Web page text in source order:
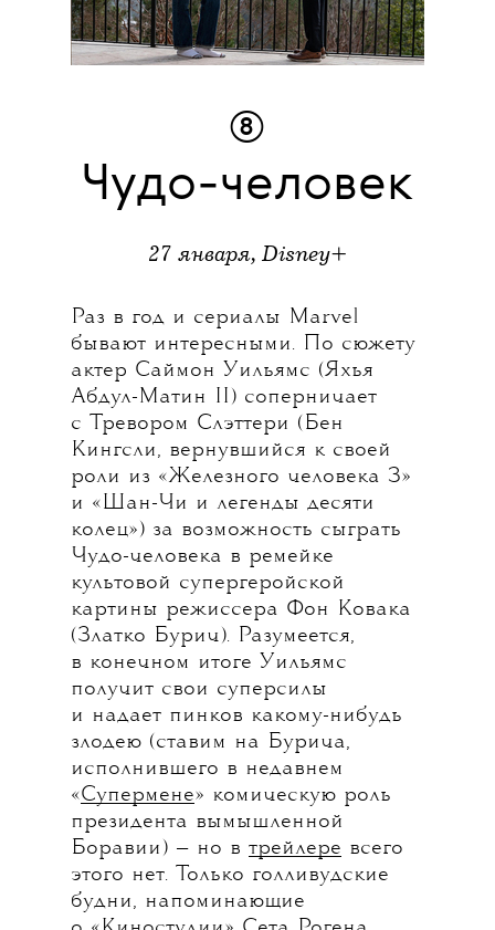
⑧
Чудо-человек
27 января, Disney+
Раз в год и сериалы Marvel
бывают интересными. По сюжету
актер Саймон Уильямс (Яхья
Абдул-Матин II) соперничает
с Тревором Слэттери (Бен
Кингсли, вернувшийся к своей
роли из «Железного человека 3»
и «Шан-Чи и легенды десяти
колец») за возможность сыграть
Чудо-человека в ремейке
культовой супергеройской
картины режиссера Фон Ковака
(Златко Бурич). Разумеется,
в конечном итоге Уильямс
получит свои суперсилы
и надает пинков какому-нибудь
злодею (ставим на Бурича,
исполнившего в недавнем
«Супермене» комическую роль
президента вымышленной
Боравии) — но в трейлере всего
этого нет. Только голливудские
будни, напоминающие